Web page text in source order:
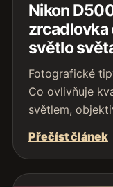
Nikon
zrcadlovka
světlo
Fotografické
Co ovlivňuje
světlem,
Přečíst článek